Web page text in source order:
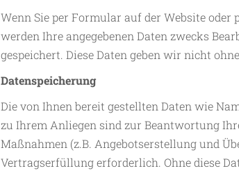
Wenn Sie per Formular auf der Website
werden Ihre angegebenen Daten zwecks
gespeichert. Diese Daten geben wir nicht
Datenspeicherung
Die von Ihnen bereit gestellten Daten wie
zu Ihrem Anliegen sind zur Beantwortung
Maßnahmen (z.B. Angebotserstellung und
Vertragserfüllung erforderlich. Ohne diese